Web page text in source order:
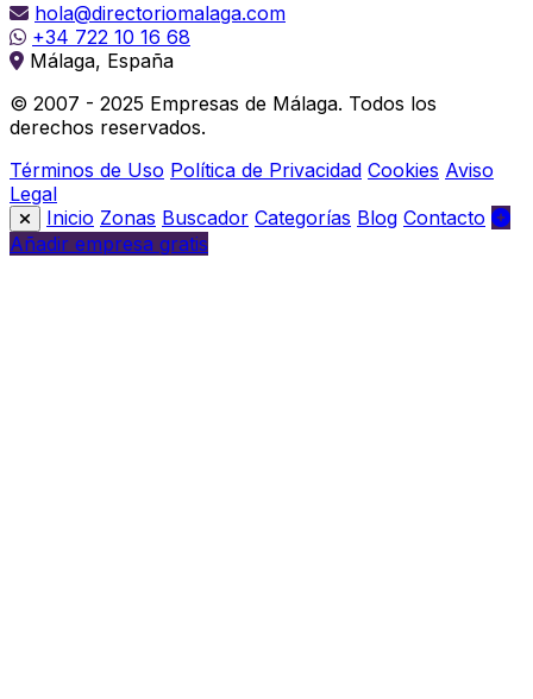
hola@directoriomalaga.com
+34 722 10 16 68
Málaga, España
© 2007 - 2025 Empresas de Málaga. Todos los
derechos reservados.
Términos de Uso Política de Privacidad Cookies Aviso
Legal
Inicio Zonas Buscador Categorías Blog Contacto
Añadir empresa gratis